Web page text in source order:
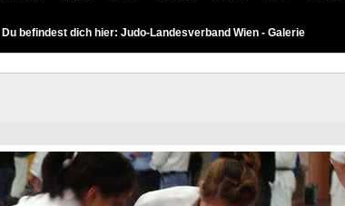
Du befindest dich hier: Judo-Landesverband Wien - Galerie